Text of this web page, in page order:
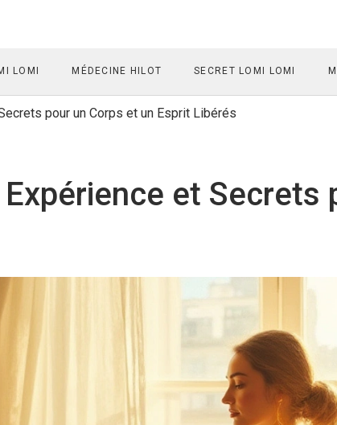
LOMI MÉDECINE HILOT SECRET LOMI LOMI
pour un Corps et un Esprit Libérés
et Secrets